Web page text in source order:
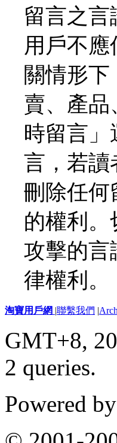
留言之
用戶不
關情形
賣、產
時留言
言，若讀
刪除任何
的權利
攻擊的言
律權利。
淘寶用戶網 |聯繫我們 |
GMT+8,
2 queries.
Powered by